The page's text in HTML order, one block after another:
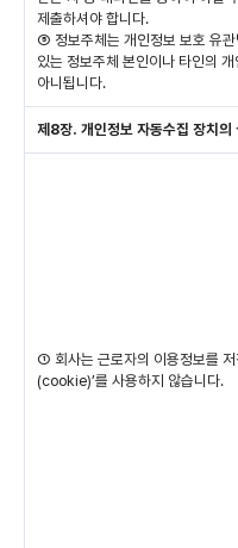
제출하셔야 합니다.
⑤ 정보주체는 개인정보 보호 유
있는 정보주체 본인이나 타인의
아니됩니다.
제8장. 개인정보 자동수집 장치의
① 회사는 근로자의 이용정보를 저
(cookie)’를 사용하지 않습니다.